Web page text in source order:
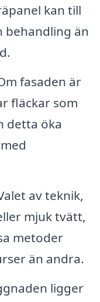
kan till
behandling än
fasaden är
fläckar som
detta öka
av teknik,
mjuk tvätt,
metoder
än andra.
ligger